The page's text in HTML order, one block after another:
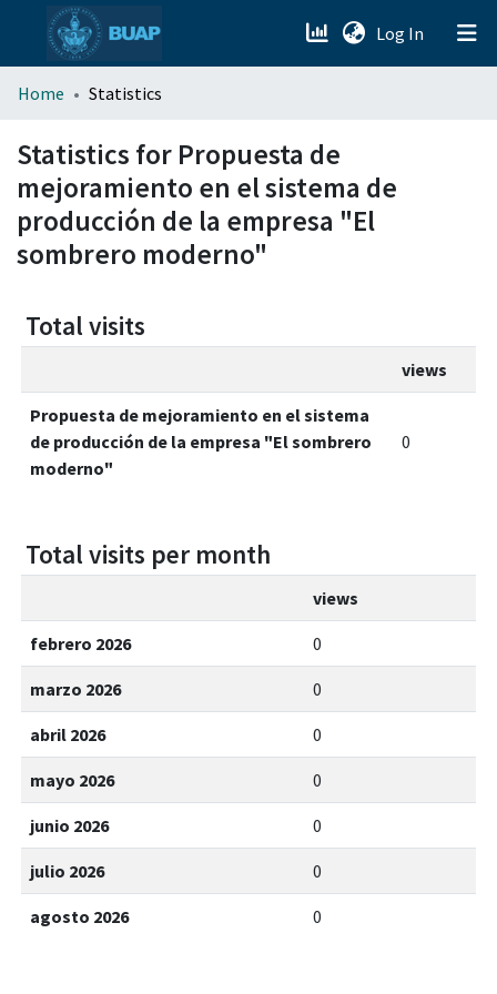
Log In (current)
menu.section.about_menu
All of DSpace
Home Statistics
Statistics for Propuesta de
mejoramiento en el sistema de
producción de la empresa "El
sombrero moderno"
Total visits
views
Propuesta de mejoramiento en el sistema
de producción de la empresa "El sombrero
moderno"
0
Total visits per month
views
febrero 2026 0
marzo 2026 0
abril 2026 0
mayo 2026 0
junio 2026 0
julio 2026 0
agosto 2026 0